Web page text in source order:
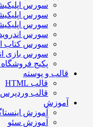
سورس
سورس
سورس
سورس
سورس کتاب
سورس بازی
پکیج فروشگاه
قالب و پوسته
قالب HTML
قالب وردپرس
آموزش
آموزش
آموزش سئو